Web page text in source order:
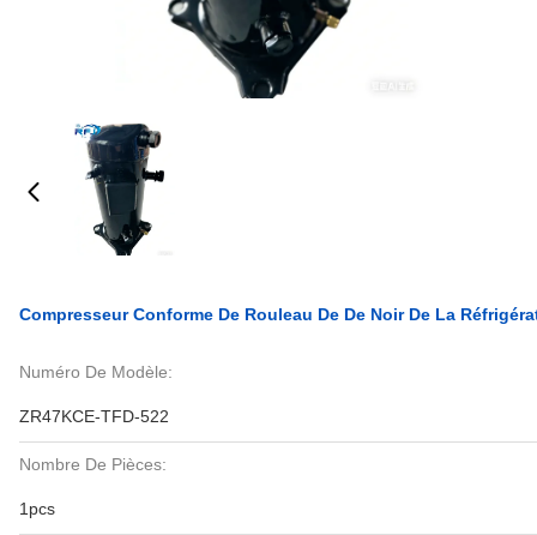
Compresseur Conforme De Rouleau De De Noir De La
Numéro De Modèle:
ZR47KCE-TFD-522
Nombre De Pièces:
1pcs